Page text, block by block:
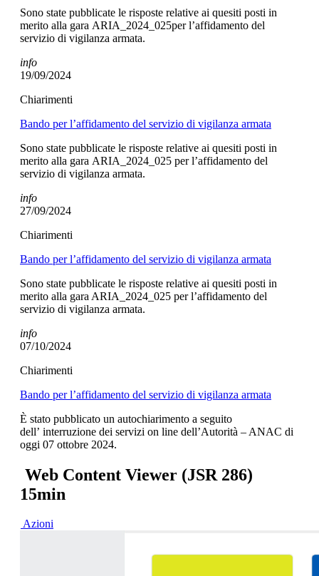
Sono state pubblicate le risposte relative ai quesiti posti in
merito alla gara ARIA_2024_025per l’affidamento del
servizio di vigilanza armata.
info
19/09/2024
Chiarimenti
Bando per l’affidamento del servizio di vigilanza armata
Sono state pubblicate le risposte relative ai quesiti posti in
merito alla gara ARIA_2024_025 per l’affidamento del
servizio di vigilanza armata.
info
27/09/2024
Chiarimenti
Bando per l’affidamento del servizio di vigilanza armata
Sono state pubblicate le risposte relative ai quesiti posti in
merito alla gara ARIA_2024_025 per l’affidamento del
servizio di vigilanza armata.
info
07/10/2024
Chiarimenti
Bando per l’affidamento del servizio di vigilanza armata
È stato pubblicato un autochiarimento a seguito
dell’ interruzione dei servizi on line dell’Autorità – ANAC di
oggi 07 ottobre 2024.
Web Content Viewer (JSR 286)
15min
Azioni